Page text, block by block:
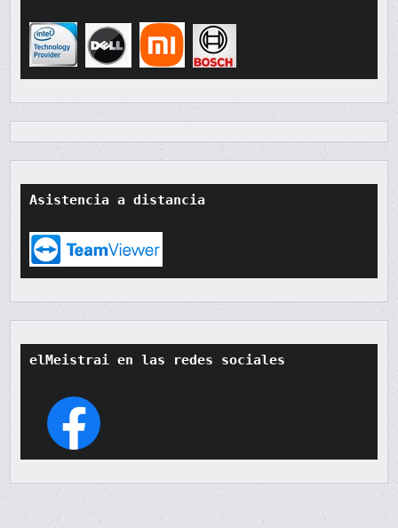
Asistencia a distancia
elMeistrai en las redes sociales